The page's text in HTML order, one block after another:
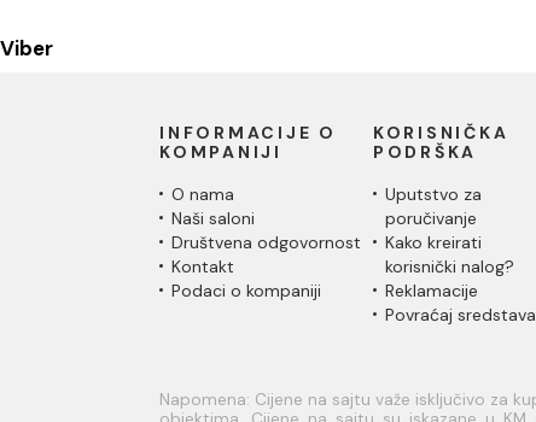
Viber
INFORMACIJE O
KOMPANIJI
O nama
Naši saloni
Društvena odgovornost
Kontakt
Podaci o kompaniji
KORISNIČKA
PODRŠKA
Uputstvo za
poručivanje
Kako kreirati
korisnički nalog?
Reklamacije
Povraćaj sredstava
Napomena: Cijene na sajtu važe isključivo za